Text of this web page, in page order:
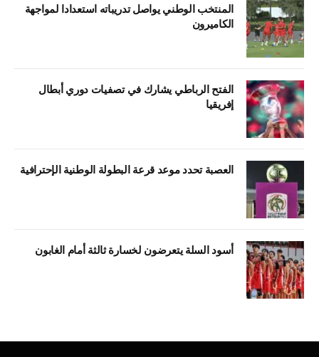
المنتخب الوطني يواصل تدريباته استعدادا لمواجهة
الكاميرون
الفتح الرباطي يشارك في تصفيات دوري أبطال
إفريقيا
العصبة تحدد موعد قرعة البطولة الوطنية الإحترافية
أسود السلة يتعرضون لخسارة ثالثة أمام الغابون